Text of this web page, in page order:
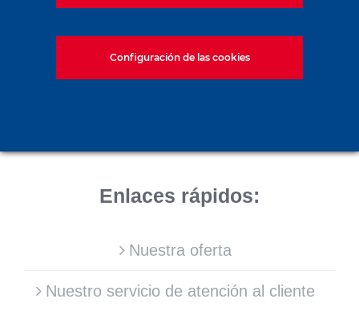
Enlaces rápidos:
Nuestra oferta
Nuestro servicio de atención al cliente
Configuración de las cookies